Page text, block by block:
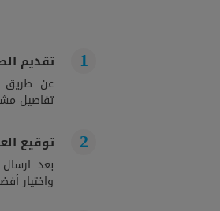
تقديم
عن طريق
تفاصيل
توقيع
بعد
واختيار